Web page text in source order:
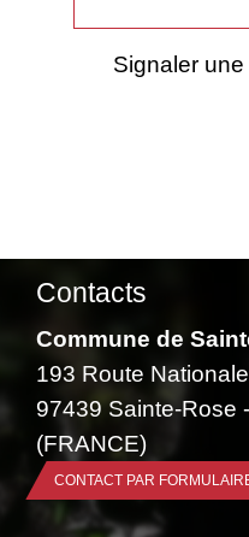
Signaler
Contacts
Commune de
193 Route
97439 Sainte-Rose
(FRANCE)
CONTACT PAR